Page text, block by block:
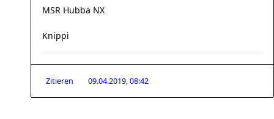
MSR Hubba NX
Knippi
Zitieren 09.04.2019, 08:42